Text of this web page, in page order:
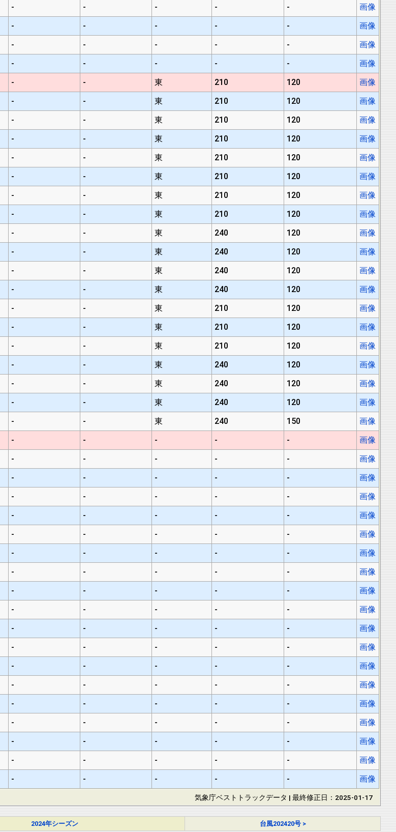
- - - - -
画像
- - - - -
画像
- - - - -
画像
- - - - -
画像
- - 東 210 120
画像
- - 東 210 120
画像
- - 東 210 120
画像
- - 東 210 120
画像
- - 東 210 120
画像
- - 東 210 120
画像
- - 東 210 120
画像
- - 東 210 120
画像
- - 東 240 120
画像
- - 東 240 120
画像
- - 東 240 120
画像
- - 東 240 120
画像
- - 東 210 120
画像
- - 東 210 120
画像
- - 東 210 120
画像
- - 東 240 120
画像
- - 東 240 120
画像
- - 東 240 120
画像
- - 東 240 150
画像
- - - - -
画像
- - - - -
画像
- - - - -
画像
- - - - -
画像
- - - - -
画像
- - - - -
画像
- - - - -
画像
- - - - -
画像
- - - - -
画像
- - - - -
画像
- - - - -
画像
- - - - -
画像
- - - - -
画像
- - - - -
画像
- - - - -
画像
- - - - -
画像
- - - - -
画像
- - - - -
画像
- - - - - 画像
気象庁ベストトラックデータ | 最終修正日：2025-01-17
2024年シーズン 台風202420号 >